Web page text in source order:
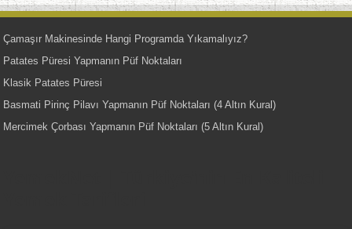
Çamaşır Makinesinde Hangi Programda Yıkamalıyız?
Patates Püresi Yapmanın Püf Noktaları
Klasik Patates Püresi
Basmati Pirinç Pilavı Yapmanın Püf Noktaları (4 Altın Kural)
Mercimek Çorbası Yapmanın Püf Noktaları (5 Altın Kural)